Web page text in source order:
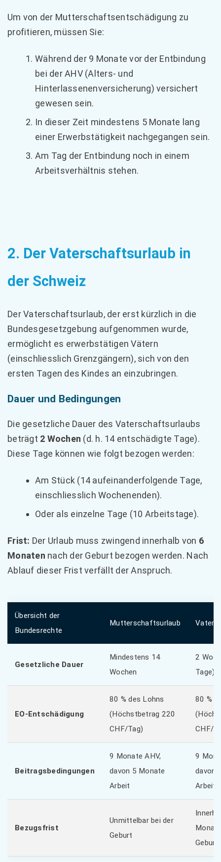
Um von der Mutterschaftsentschädigung zu
profitieren, müssen Sie:
Während der 9 Monate vor der Entbindung
bei der AHV (Alters- und
Hinterlassenenversicherung) versichert
gewesen sein.
In dieser Zeit mindestens 5 Monate lang
einer Erwerbstätigkeit nachgegangen sein.
Am Tag der Entbindung noch in einem
Arbeitsverhältnis stehen.
2. Der Vaterschaftsurlaub in
der Schweiz
Der Vaterschaftsurlaub, der erst kürzlich in die
Bundesgesetzgebung aufgenommen wurde,
ermöglicht es erwerbstätigen Vätern
(einschliesslich Grenzgängern), sich von den
ersten Tagen des Kindes an einzubringen.
Dauer und Bedingungen
Die gesetzliche Dauer des Vaterschaftsurlaubs
beträgt 2 Wochen (d. h. 14 entschädigte Tage).
Diese Tage können wie folgt bezogen werden:
Am Stück (14 aufeinanderfolgende Tage,
einschliesslich Wochenenden).
Oder als einzelne Tage (10 Arbeitstage).
Frist: Der Urlaub muss zwingend innerhalb von 6
Monaten nach der Geburt bezogen werden. Nach
Ablauf dieser Frist verfällt der Anspruch.
Übersicht der
Bundesrechte
Mutterschaftsurlaub
Gesetzliche Dauer
Mindestens 14
Wochen
2
Tage)
EO-Entschädigung
80 % des Lohns
(Höchstbetrag 220
CHF/Tag)
80 %
CHF/
Beitragsbedingungen
9 Monate AHV,
davon 5 Monate
Arbeit
9
davon
Arbeit
Bezugsfrist
Unmittelbar bei der
Geburt
Geburt